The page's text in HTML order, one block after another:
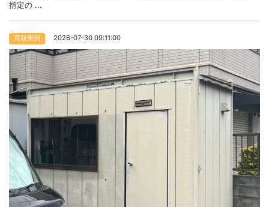
指定の ...
買取実例 2026-07-30 09:11:00